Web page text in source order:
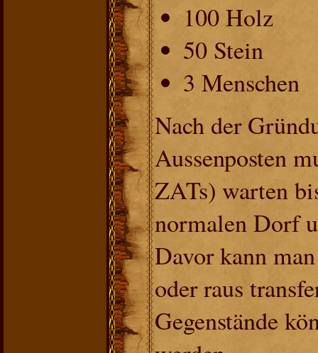
100 Holz
50 Stein
3 Menschen
Nach der
Aussenposten
ZATs) warten
normalen Dorf
Davor kann
oder raus
Gegenstände